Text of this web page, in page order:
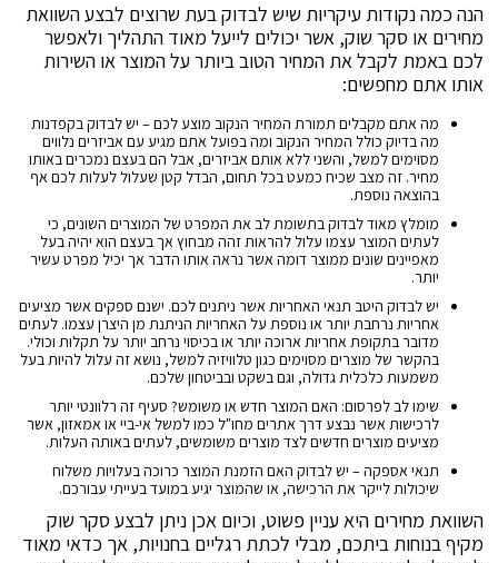
הנה כמה נקודות עיקריות שיש לבדוק בעת שרוצים לבצע השוואת
מחירים או סקר שוק, אשר יכולים לייעל מאוד התהליך ולאפשר
לכם באמת לקבל את המחיר הטוב ביותר על המוצר או השירות
אותו אתם מחפשים:
מה אתם מקבלים תמורת המחיר הנקוב מוצע לכם – יש לבדוק בקפדנות
מה בדיוק כולל המחיר הנקוב ומה בפועל אתם מגיע עם אביזרים נלווים
מסוימים למשל, והשני ללא אותם אביזרים, אבל הם בעצם נמכרים באותו
מחיר. זה מצב שכיח כמעט בכל תחום, הבדל קטן שעלול לעלות לכם אף
בהוצאה נוספת.
מומלץ מאוד לבדוק בתשומת לב את המפרט של המוצרים השונים, כי
לעתים המוצר עצמו עלול להראות זהה מבחוץ אך בעצם הוא יהיה בעל
מאפיינים שונים ממוצר דומה אשר נראה אותו הדבר אך יכיל מפרט עשיר
יותר.
יש לבדוק היטב תנאי האחריות אשר ניתנים לכם. ישנם ספקים אשר מציעים
אחריות נרחבת יותר או נוספת על האחריות הניתנת מן היצרן עצמו. לעתים
מדובר בתקופת אחריות ארוכה יותר או בכיסוי נרחב יותר על תקלות וכולי.
בהקשר של מוצרים מסוימים כגון טלוויזיה למשל, נושא זה עלול להיות בעל
משמעות כלכלית גדולה, וגם בשקט ובביטחון שלכם.
שימו לב לפרסום: האם המוצר חדש או משומש? סעיף זה רלוונטי יותר
לרכישות אשר נבצע דרך אתרים מחו"ל כמו למשל אי-ביי או אמאזון, אשר
מציעים מוצרים חדשים לצד מוצרים משומשים, לעתים באותה העלות.
תנאי אספקה – יש לבדוק האם הזמנת המוצר כרוכה בעלויות משלוח
שיכולות לייקר את הרכישה, או שהמוצר יגיע במועד בעייתי עבורכם.
השוואת מחירים היא עניין פשוט, וכיום אכן ניתן לבצע סקר שוק
מקיף בנוחות ביתכם, מבלי לכתת רגליים בחנויות, אך כדאי מאוד